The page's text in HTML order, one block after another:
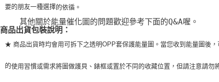
要的朋友一種選擇的依循。
    其他關於能量催化圖的問題歡迎參考下面的Q&A喔。
商品出貨包裝說明：
★ 商品出貨時均會用可拆下之透明OPP套保護能量圖。當您收到能量圖後，
的使用習慣或需求將圖做護貝、錶框或置於不同的收藏位置，但請注意請勿